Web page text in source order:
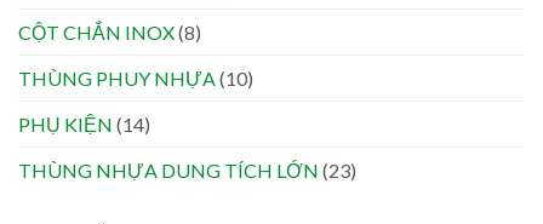
CỘT CHẮN INOX(8)
THÙNG PHUY NHỰA(10)
PHỤ KIỆN (14)
THÙNG NHỰA DUNG TÍCH LỚN (23)